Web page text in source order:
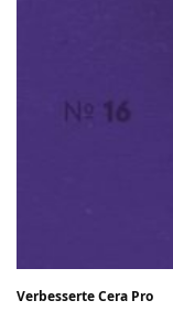
Verbesserte Cera Pro